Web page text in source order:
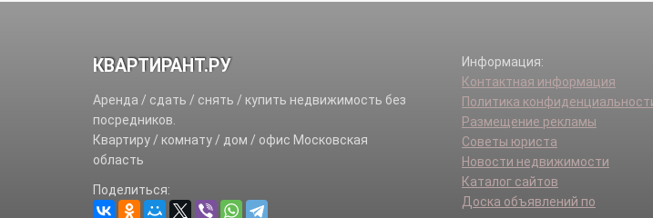
КВАРТИРАНТ.РУ
Аренда / сдать / снять / купить недвижимость без
посредников.
Квартиру / комнату / дом / офис Московская
область
Поделиться:
Информация:
Контактная информация
Политика
Размещение рекламы
Советы юриста
Новости недвижимости
Каталог сайтов
Доска объявлений по